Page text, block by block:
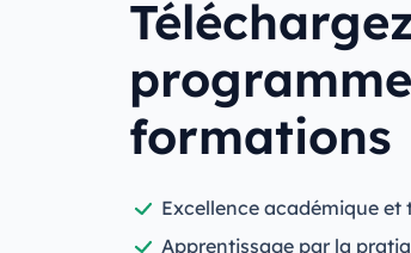
formations
Excellence académique et
Apprentissage par la